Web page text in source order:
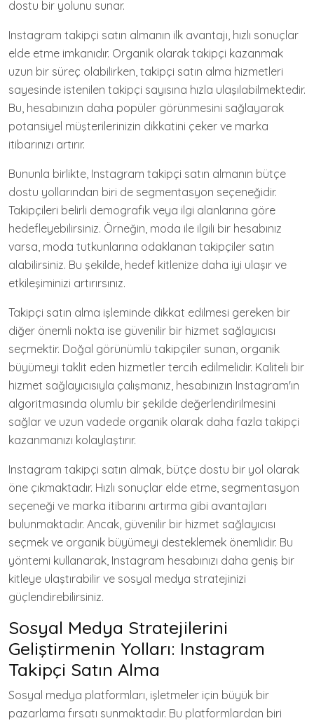
dostu bir yolunu sunar.
Instagram takipçi satın almanın ilk avantajı, hızlı sonuçlar
elde etme imkanıdır. Organik olarak takipçi kazanmak
uzun bir süreç olabilirken, takipçi satın alma hizmetleri
sayesinde istenilen takipçi sayısına hızla ulaşılabilmektedir.
Bu, hesabınızın daha popüler görünmesini sağlayarak
potansiyel müşterilerinizin dikkatini çeker ve marka
itibarınızı artırır.
Bununla birlikte, Instagram takipçi satın almanın bütçe
dostu yollarından biri de segmentasyon seçeneğidir.
Takipçileri belirli demografik veya ilgi alanlarına göre
hedefleyebilirsiniz. Örneğin, moda ile ilgili bir hesabınız
varsa, moda tutkunlarına odaklanan takipçiler satın
alabilirsiniz. Bu şekilde, hedef kitlenize daha iyi ulaşır ve
etkileşiminizi artırırsınız.
Takipçi satın alma işleminde dikkat edilmesi gereken bir
diğer önemli nokta ise güvenilir bir hizmet sağlayıcısı
seçmektir. Doğal görünümlü takipçiler sunan, organik
büyümeyi taklit eden hizmetler tercih edilmelidir. Kaliteli bir
hizmet sağlayıcısıyla çalışmanız, hesabınızın Instagram'ın
algoritmasında olumlu bir şekilde değerlendirilmesini
sağlar ve uzun vadede organik olarak daha fazla takipçi
kazanmanızı kolaylaştırır.
Instagram takipçi satın almak, bütçe dostu bir yol olarak
öne çıkmaktadır. Hızlı sonuçlar elde etme, segmentasyon
seçeneği ve marka itibarını artırma gibi avantajları
bulunmaktadır. Ancak, güvenilir bir hizmet sağlayıcısı
seçmek ve organik büyümeyi desteklemek önemlidir. Bu
yöntemi kullanarak, Instagram hesabınızı daha geniş bir
kitleye ulaştırabilir ve sosyal medya stratejinizi
güçlendirebilirsiniz.
Sosyal Medya Stratejilerini
Geliştirmenin Yolları: Instagram
Takipçi Satın Alma
Sosyal medya platformları, işletmeler için büyük bir
pazarlama fırsatı sunmaktadır. Bu platformlardan biri